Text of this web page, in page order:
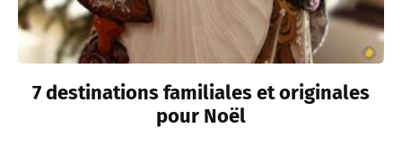
7 destinations familiales et originales
pour Noël